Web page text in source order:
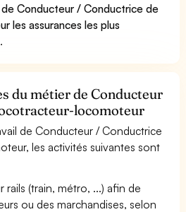
Conducteur / Conductrice de
les assurances les plus
.
du métier de Conducteur
locomoteur
de Conducteur / Conductrice
les activités suivantes sont
rails (train, métro, ...) afin de
ou des marchandises, selon